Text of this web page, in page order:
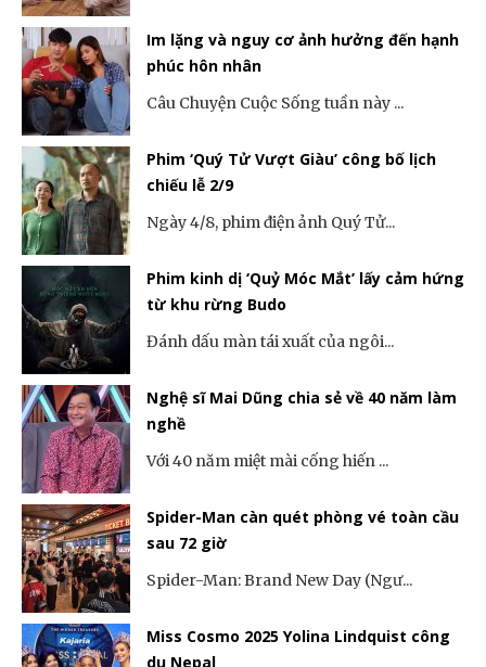
Im lặng và nguy cơ ảnh hưởng đến hạnh
phúc hôn nhân
Câu Chuyện Cuộc Sống tuần này ...
Phim ‘Quý Tử Vượt Giàu’ công bố lịch
chiếu lễ 2/9
Ngày 4/8, phim điện ảnh Quý Tử...
Phim kinh dị ‘Quỷ Móc Mắt’ lấy cảm hứng
từ khu rừng Budo
Đánh dấu màn tái xuất của ngôi...
Nghệ sĩ Mai Dũng chia sẻ về 40 năm làm
nghề
Với 40 năm miệt mài cống hiến ...
Spider-Man càn quét phòng vé toàn cầu
sau 72 giờ
Spider-Man: Brand New Day (Ngư...
Miss Cosmo 2025 Yolina Lindquist công
du Nepal